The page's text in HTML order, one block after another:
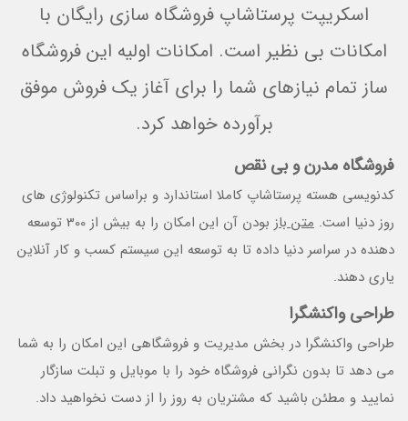
اسکریپت پرستاشاپ فروشگاه سازی رایگان با
امکانات بی نظیر است. امکانات اولیه این فروشگاه
ساز تمام نیازهای شما را برای آغاز یک فروش موفق
برآورده خواهد کرد.
فروشگاه مدرن و بی نقص
کدنویسی هسته پرستاشاپ کاملا استاندارد و براساس تکنولوژی های
روز دنیا است. متن باز
بودن آن این امکان را به بیش از 300 توسعه
دهنده در سراسر دنیا داده تا به توسعه این سیستم کسب و کار آنلاین
یاری دهند.
طراحی واکنشگرا
طراحی واکنشگرا در بخش مدیریت و فروشگاهی این امکان را به شما
می دهد تا بدون نگرانی فروشگاه خود را با موبایل و تبلت سازگار
نمایید و مطئن باشید که مشتریان به روز را از دست نخواهید داد.